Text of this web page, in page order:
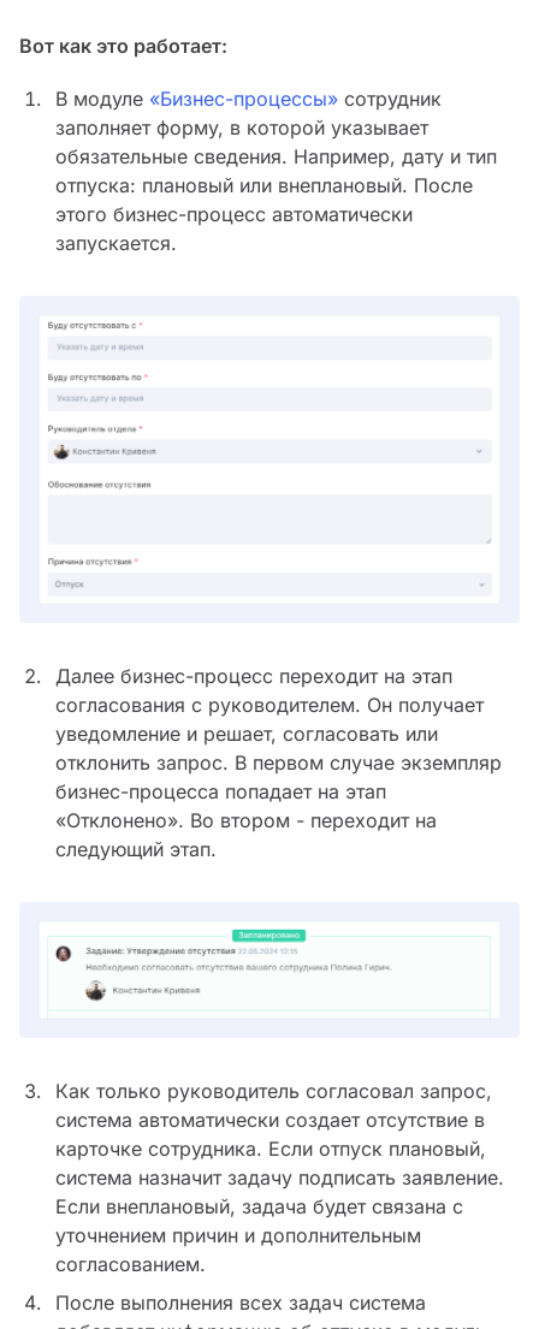
Вот как это работает:
В модуле «Бизнес-процессы»сотрудник
заполняет форму, в которой указывает
обязательные сведения. Например, дату и тип
отпуска: плановый или внеплановый. После
этого бизнес-процесс автоматически
запускается.
Далее бизнес-процесс переходит на этап
согласования с руководителем. Он получает
уведомление и решает, согласовать или
отклонить запрос. В первом случае экземпляр
бизнес-процесса попадает на этап
«Отклонено». Во втором - переходит на
следующий этап.
Как только руководитель согласовал запрос,
система автоматически создает отсутствие в
карточке сотрудника. Если отпуск плановый,
система назначит задачу подписать заявление.
Если внеплановый, задача будет связана с
уточнением причин и дополнительным
согласованием.
После выполнения всех задач система